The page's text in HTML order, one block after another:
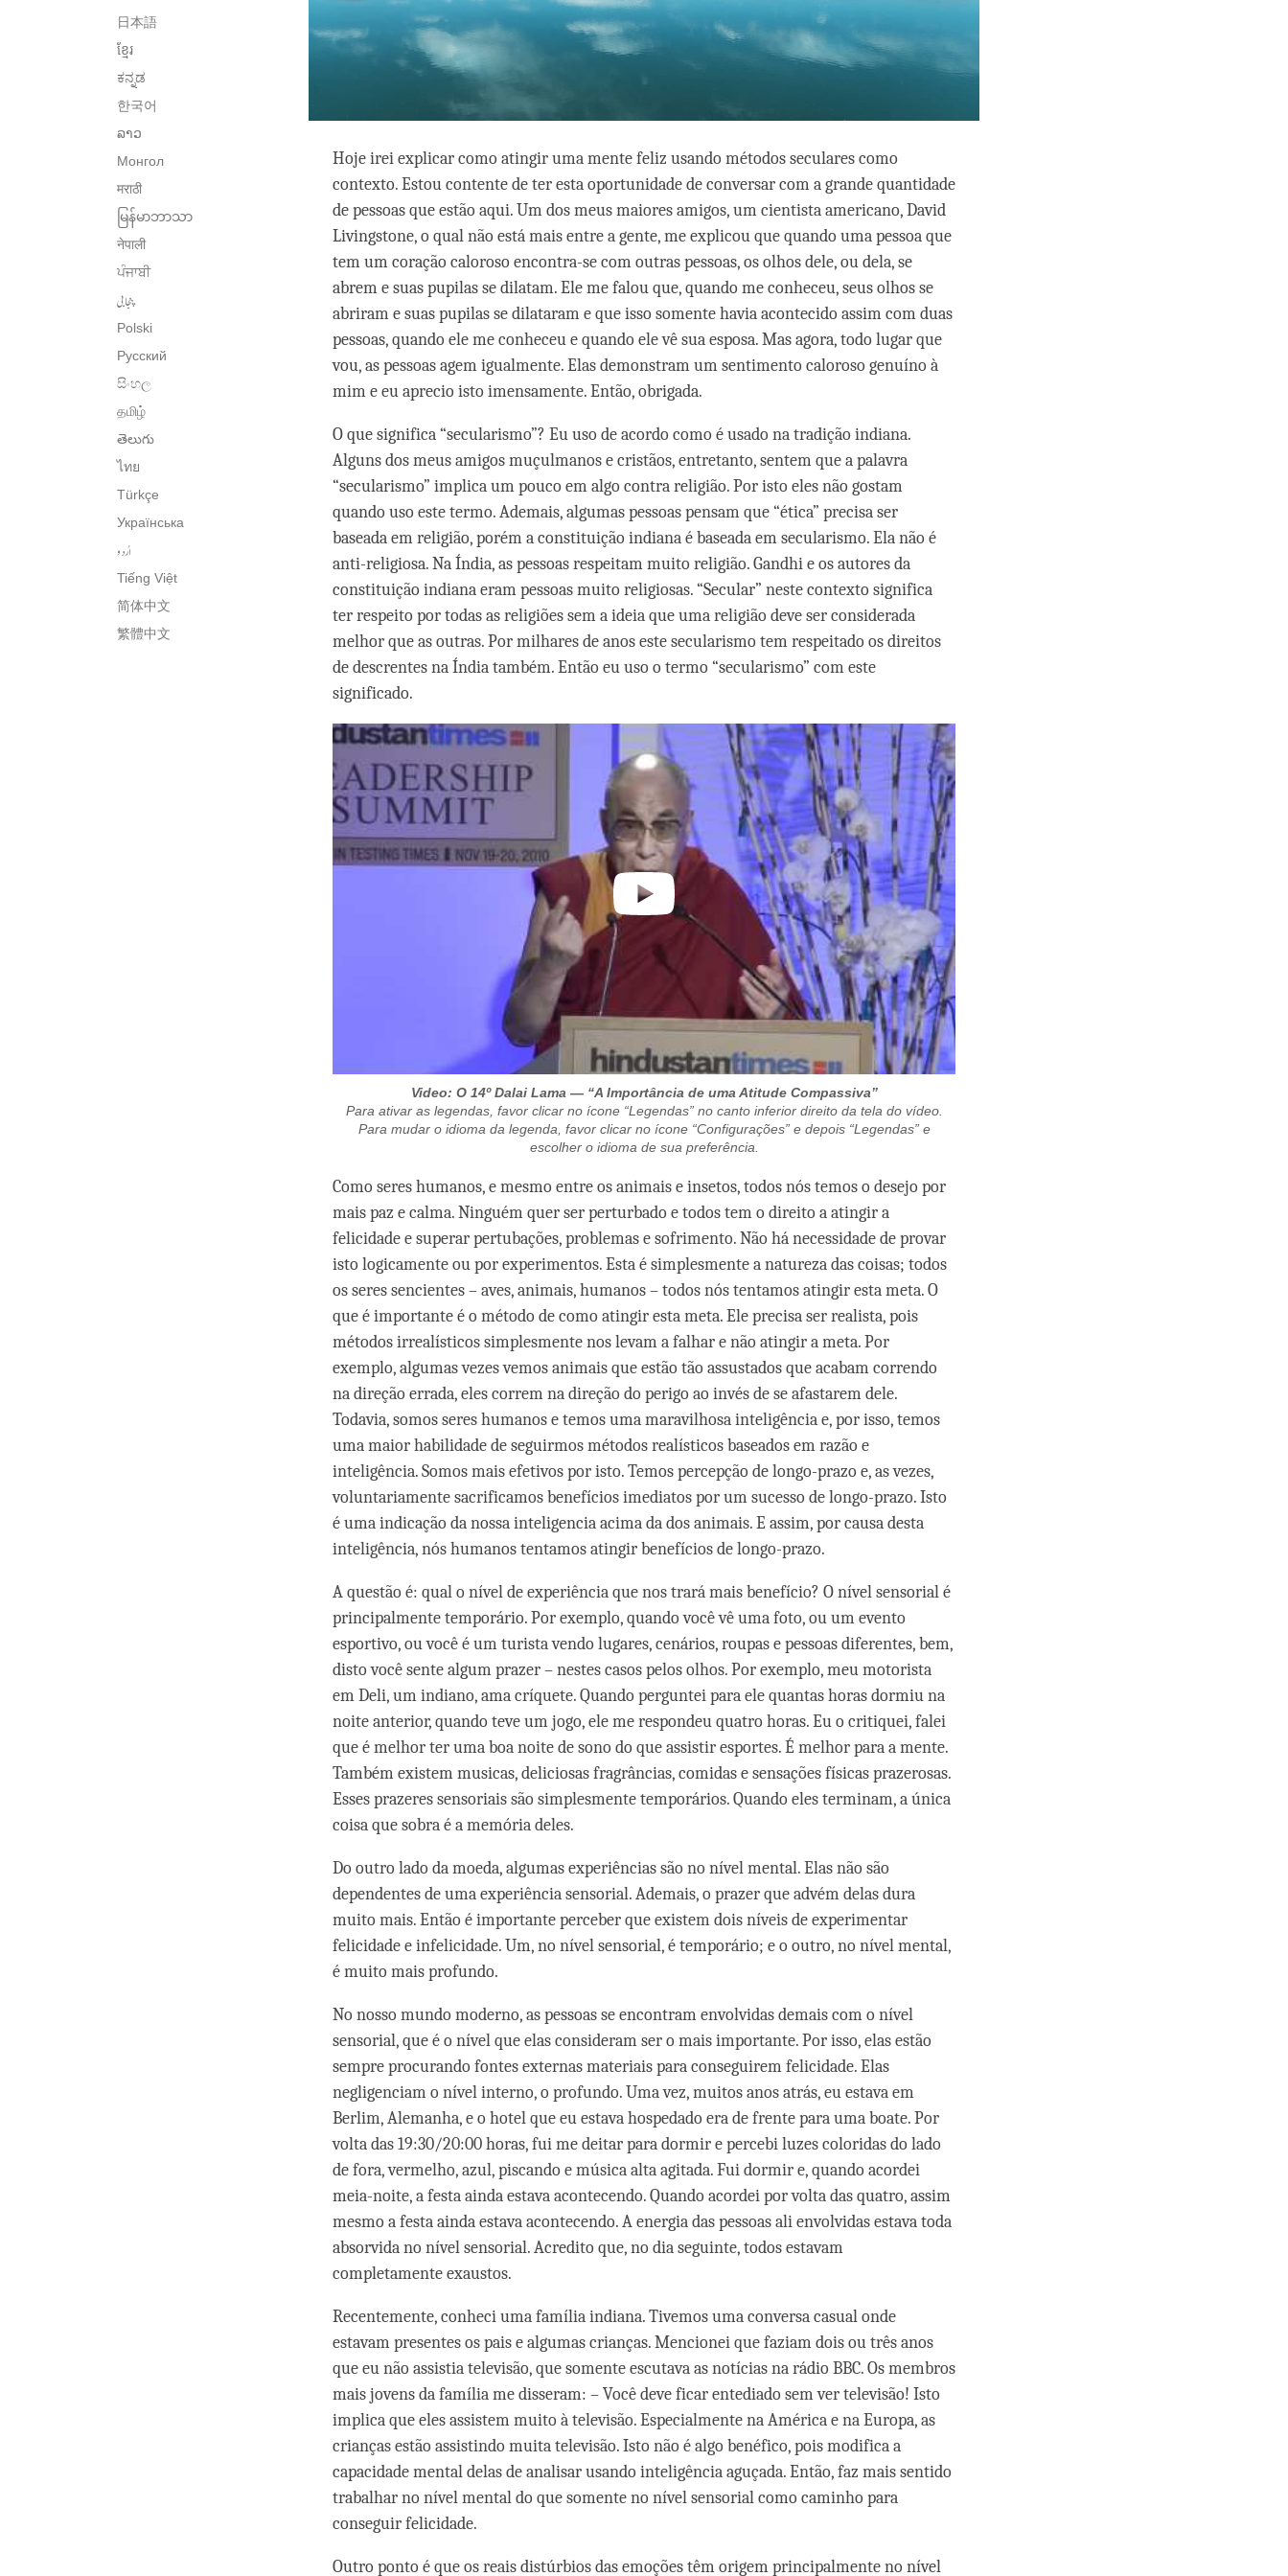
日本語
ខ្មែរ
ಕನ್ನಡ
한국어
ລາວ
Монгол
मराठी
မြန်မာဘာသာ
नेपाली
ਪੰਜਾਬੀ
پنجابی
Polski
Русский
සිංහල
தமிழ்
తెలుగు
ไทย
Türkçe
Українська
اُردو
Tiếng Việt
简体中文
繁體中文
Hoje irei explicar como atingir uma mente feliz usando métodos seculares como
contexto. Estou contente de ter esta oportunidade de conversar com a grande quantidade
de pessoas que estão aqui. Um dos meus maiores amigos, um cientista americano, David
Livingstone, o qual não está mais entre a gente, me explicou que quando uma pessoa que
tem um coração caloroso encontra-se com outras pessoas, os olhos dele, ou dela, se
abrem e suas pupilas se dilatam. Ele me falou que, quando me conheceu, seus olhos se
abriram e suas pupilas se dilataram e que isso somente havia acontecido assim com duas
pessoas, quando ele me conheceu e quando ele vê sua esposa. Mas agora, todo lugar que
vou, as pessoas agem igualmente. Elas demonstram um sentimento caloroso genuíno à
mim e eu aprecio isto imensamente. Então, obrigada.
O que significa “secularismo”? Eu uso de acordo como é usado na tradição indiana.
Alguns dos meus amigos muçulmanos e cristãos, entretanto, sentem que a palavra
“secularismo” implica um pouco em algo contra religião. Por isto eles não gostam
quando uso este termo. Ademais, algumas pessoas pensam que “ética” precisa ser
baseada em religião, porém a constituição indiana é baseada em secularismo. Ela não é
anti-religiosa. Na Índia, as pessoas respeitam muito religião. Gandhi e os autores da
constituição indiana eram pessoas muito religiosas. “Secular” neste contexto significa
ter respeito por todas as religiões sem a ideia que uma religião deve ser considerada
melhor que as outras. Por milhares de anos este secularismo tem respeitado os direitos
de descrentes na Índia também. Então eu uso o termo “secularismo” com este
significado.
Video: O 14º Dalai Lama — “A Importância de uma Atitude Compassiva”
Para ativar as legendas, favor clicar no ícone “Legendas” no canto inferior direito da tela do vídeo.
Para mudar o idioma da legenda, favor clicar no ícone “Configurações” e depois “Legendas” e
escolher o idioma de sua preferência.
Como seres humanos, e mesmo entre os animais e insetos, todos nós temos o desejo por
mais paz e calma. Ninguém quer ser perturbado e todos tem o direito a atingir a
felicidade e superar pertubações, problemas e sofrimento. Não há necessidade de provar
isto logicamente ou por experimentos. Esta é simplesmente a natureza das coisas; todos
os seres sencientes – aves, animais, humanos – todos nós tentamos atingir esta meta. O
que é importante é o método de como atingir esta meta. Ele precisa ser realista, pois
métodos irrealísticos simplesmente nos levam a falhar e não atingir a meta. Por
exemplo, algumas vezes vemos animais que estão tão assustados que acabam correndo
na direção errada, eles correm na direção do perigo ao invés de se afastarem dele.
Todavia, somos seres humanos e temos uma maravilhosa inteligência e, por isso, temos
uma maior habilidade de seguirmos métodos realísticos baseados em razão e
inteligência. Somos mais efetivos por isto. Temos percepção de longo-prazo e, as vezes,
voluntariamente sacrificamos benefícios imediatos por um sucesso de longo-prazo. Isto
é uma indicação da nossa inteligencia acima da dos animais. E assim, por causa desta
inteligência, nós humanos tentamos atingir benefícios de longo-prazo.
A questão é: qual o nível de experiência que nos trará mais benefício? O nível sensorial é
principalmente temporário. Por exemplo, quando você vê uma foto, ou um evento
esportivo, ou você é um turista vendo lugares, cenários, roupas e pessoas diferentes, bem,
disto você sente algum prazer – nestes casos pelos olhos. Por exemplo, meu motorista
em Deli, um indiano, ama críquete. Quando perguntei para ele quantas horas dormiu na
noite anterior, quando teve um jogo, ele me respondeu quatro horas. Eu o critiquei, falei
que é melhor ter uma boa noite de sono do que assistir esportes. É melhor para a mente.
Também existem musicas, deliciosas fragrâncias, comidas e sensações físicas prazerosas.
Esses prazeres sensoriais são simplesmente temporários. Quando eles terminam, a única
coisa que sobra é a memória deles.
Do outro lado da moeda, algumas experiências são no nível mental. Elas não são
dependentes de uma experiência sensorial. Ademais, o prazer que advém delas dura
muito mais. Então é importante perceber que existem dois níveis de experimentar
felicidade e infelicidade. Um, no nível sensorial, é temporário; e o outro, no nível mental,
é muito mais profundo.
No nosso mundo moderno, as pessoas se encontram envolvidas demais com o nível
sensorial, que é o nível que elas consideram ser o mais importante. Por isso, elas estão
sempre procurando fontes externas materiais para conseguirem felicidade. Elas
negligenciam o nível interno, o profundo. Uma vez, muitos anos atrás, eu estava em
Berlim, Alemanha, e o hotel que eu estava hospedado era de frente para uma boate. Por
volta das 19:30/20:00 horas, fui me deitar para dormir e percebi luzes coloridas do lado
de fora, vermelho, azul, piscando e música alta agitada. Fui dormir e, quando acordei
meia-noite, a festa ainda estava acontecendo. Quando acordei por volta das quatro, assim
mesmo a festa ainda estava acontecendo. A energia das pessoas ali envolvidas estava toda
absorvida no nível sensorial. Acredito que, no dia seguinte, todos estavam
completamente exaustos.
Recentemente, conheci uma família indiana. Tivemos uma conversa casual onde
estavam presentes os pais e algumas crianças. Mencionei que faziam dois ou três anos
que eu não assistia televisão, que somente escutava as notícias na rádio BBC. Os membros
mais jovens da família me disseram: – Você deve ficar entediado sem ver televisão! Isto
implica que eles assistem muito à televisão. Especialmente na América e na Europa, as
crianças estão assistindo muita televisão. Isto não é algo benéfico, pois modifica a
capacidade mental delas de analisar usando inteligência aguçada. Então, faz mais sentido
trabalhar no nível mental do que somente no nível sensorial como caminho para
conseguir felicidade.
Outro ponto é que os reais distúrbios das emoções têm origem principalmente no nível